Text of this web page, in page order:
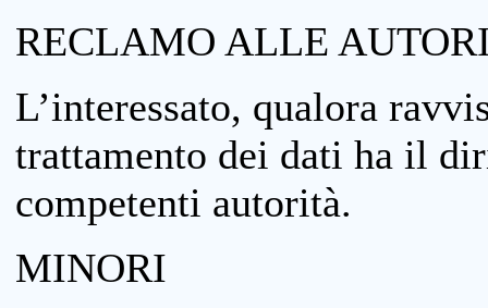
RECLAMO ALLE
L’interessato, qualora
trattamento dei dati ha il
competenti autorità.
MINORI